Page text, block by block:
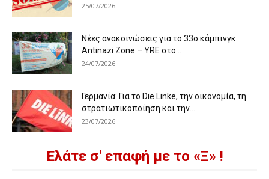
25/07/2026
Νέες ανακοινώσεις για το 33ο κάμπινγκ
Antinazi Zone – YRE στο...
24/07/2026
Γερμανία: Για το Die Linke, την οικονομία, τη
στρατιωτικοποίηση και την...
23/07/2026
Ελάτε σ' επαφή με το «Ξ» !